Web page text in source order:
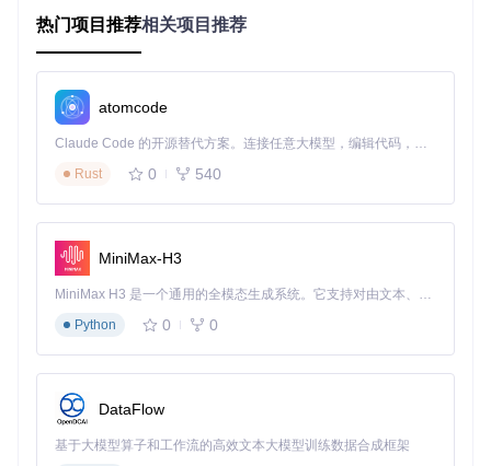
K文件并在Windows系统中直接构建运行环境，实现了资源占
用的最小化。
在开始使用APK Installer之前，我们需要确保系统满足以下要
求：
操作系统：Windows 10 Build 17763或更高版本
架构支持：x86、x64、ARM64
存储空间：至少400MB可用空间
权限要求：管理员权限（部分安装场景需要）
获取项目源码
要开始使用APK Installer，首先需要从官方仓库获取项目源
码：
git clone
技术原理简析
APK Installer的核心技术在于其独特的APK解析与转换机制。
它通过解析APK文件中的AndroidManifest.xml和资源文件，提
热门项目推荐相关项目推荐
atomcode
Claude Code 的开源替代方案。连接任意大模型，编辑代码，运行命令，自动验证 — 全自动执行。用 Rust 构建，极致性能。 ｜ An open-source alternative to Claude Code. Connect any LLM, edit code, run commands, and verify changes — autonomously. Built in Rust for speed. Get Started
Rust
0 540
MiniMax-H3
MiniMax H3 是一个通用的全模态生成系统。它支持对由文本、图像、视频和音频组成的多模态上下文进行统一理解，并能生成分辨率高达 2K、时长可达 15 秒的带原生立体声音频的视频。得益于面向任务泛化的系统设计，H3 在预训练阶段就已具备广泛的多模态上下文理解与生成能力，能够出色地执行复杂的多模态指令。
Python
0 0
DataFlow
基于大模型算子和工作流的高效文本大模型训练数据合成框架